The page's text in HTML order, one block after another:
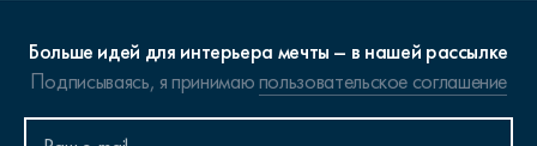
Больше идей для интерьера мечты – в нашей рассылке
Подписываясь, я принимаюпользовательское соглашение